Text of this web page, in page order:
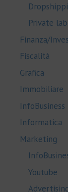
Private
Finanza/
Fiscalità
Grafica
Immobiliare
InfoBusiness
Informatica
Marketing
Youtube